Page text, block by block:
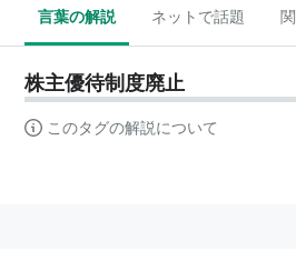
言葉の解説 ネットで話題
株主優待制度廃止
このタグの解説について